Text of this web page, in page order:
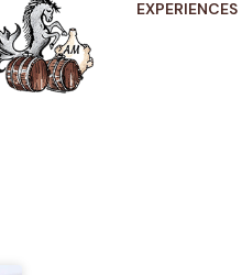
EXPERIENCES